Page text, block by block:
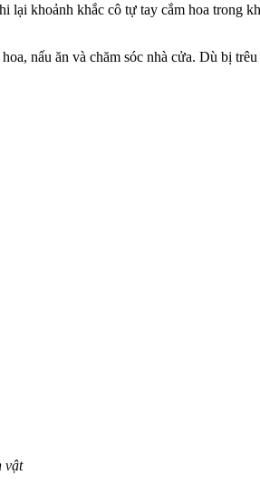
khoảnh khắc cô tự tay cắm hoa trong
nấu ăn và chăm sóc nhà cửa. Dù bị
vật